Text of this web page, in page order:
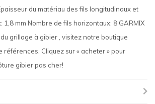
du matériau des fils longitudinaux et
1,8 mm Nombre de fils horizontaux: 8 GARMIX
grillage à gibier , visitez notre boutique
références. Cliquez sur « acheter » pour
gibier pas cher!